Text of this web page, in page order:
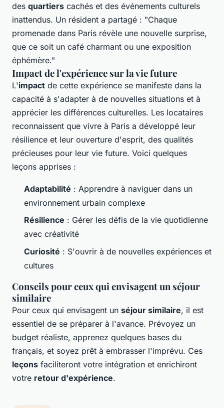
des quartiers cachés et des événements culturels
inattendus. Un résident a partagé : "Chaque
promenade dans Paris révèle une nouvelle surprise,
que ce soit un café charmant ou une exposition
éphémère."
Impact de l'expérience sur la vie future
L'impact de cette expérience se manifeste dans la
capacité à s'adapter à de nouvelles situations et à
apprécier les différences culturelles. Les locataires
reconnaissent que vivre à Paris a développé leur
résilience et leur ouverture d'esprit, des qualités
précieuses pour leur vie future. Voici quelques
leçons apprises :
Adaptabilité : Apprendre à naviguer dans un
environnement urbain complexe
Résilience : Gérer les défis de la vie quotidienne
avec créativité
Curiosité : S'ouvrir à de nouvelles expériences et
cultures
Conseils pour ceux qui envisagent un séjour
similaire
Pour ceux qui envisagent un séjour similaire, il est
essentiel de se préparer à l'avance. Prévoyez un
budget réaliste, apprenez quelques bases du
français, et soyez prêt à embrasser l'imprévu. Ces
leçons faciliteront votre intégration et enrichiront
votre retour d'expérience.